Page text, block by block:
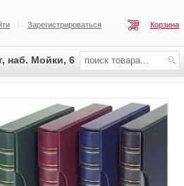
Корзина
Зарегистрироваться
наб. Мойки, 6